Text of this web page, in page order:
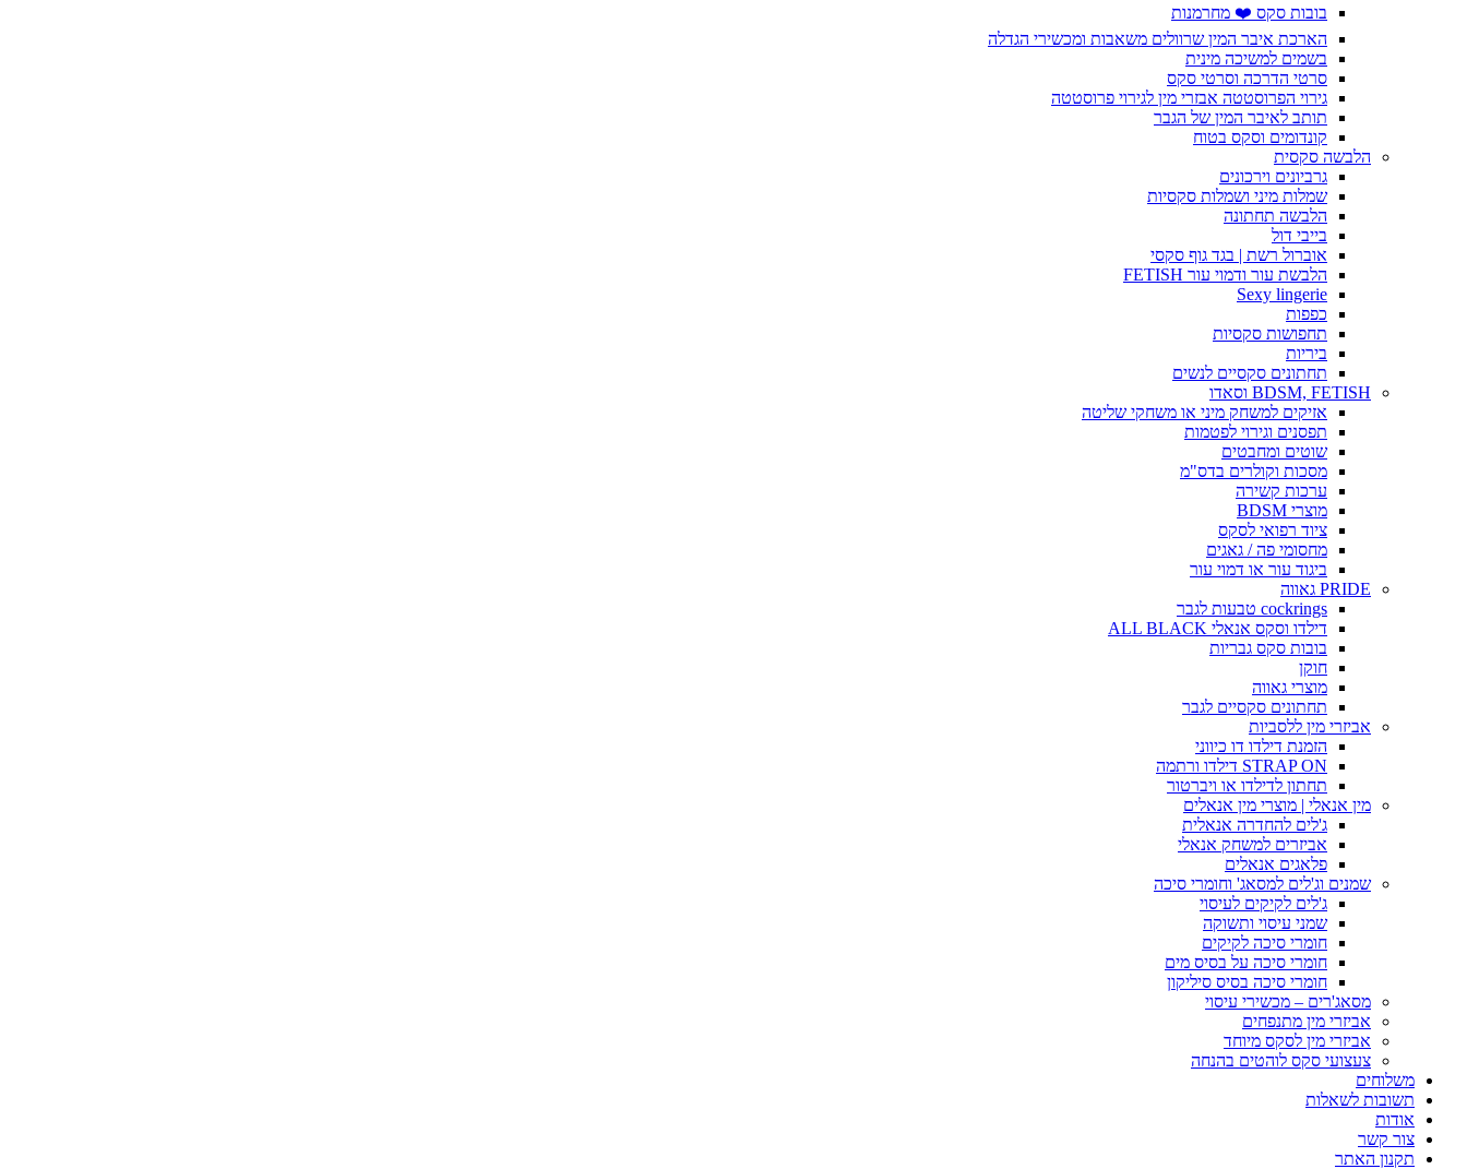
בובות סקס ❤️ מחרמנות
הארכת איבר המין שרוולים משאבות ומכשירי הגדלה
בשמים למשיכה מינית
סרטי הדרכה וסרטי סקס
גירוי הפרוסטטה אבזרי מין לגירוי פרוסטטה
תותב לאיבר המין של הגבר
קונדומים וסקס בטוח
הלבשה סקסית
גרביונים וירכונים
שמלות מיני ושמלות סקסיות
הלבשה תחתונה
בייבי דול
אוברול רשת | בגד גוף סקסי
הלבשת עור ודמוי עור FETISH
Sexy lingerie
כפפות
תחפושות סקסיות
ביריות
תחתונים סקסיים לנשים
BDSM, FETISH וסאדו
אזיקים למשחק מיני או משחקי שליטה
תפסנים וגירוי לפטמות
שוטים ומחבטים
מסכות וקולרים בדס"מ
ערכות קשירה
מוצרי BDSM
ציוד רפואי לסקס
מחסומי פה / גאגים
ביגוד עור או דמוי עור
PRIDE גאווה
cockrings טבעות לגבר
דילדו וסקס אנאלי ALL BLACK
בובות סקס גבריות
חוקן
מוצרי גאווה
תחתונים סקסיים לגבר
אביזרי מין ללסביות
הזמנת דילדו דו כיווני
STRAP ON דילדו ורתמה
תחתון לדילדו או ויברטור
מין אנאלי | מוצרי מין אנאלים
ג'לים להחדרה אנאלית
אביזרים למשחק אנאלי
פלאגים אנאלים
שמנים וג'לים למסאג' וחומרי סיכה
ג'לים לקיקים לעיסוי
שמני עיסוי ותשוקה
חומרי סיכה לקיקים
חומרי סיכה על בסיס מים
חומרי סיכה בסיס סיליקון
מסאג'רים – מכשירי עיסוי
אביזרי מין מתנפחים
אביזרי מין לסקס מיוחד
צעצועי סקס לוהטים בהנחה
משלוחים
תשובות לשאלות
אודות
צור קשר
תקנון האתר